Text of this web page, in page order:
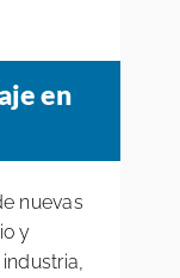
en
nuevas
y